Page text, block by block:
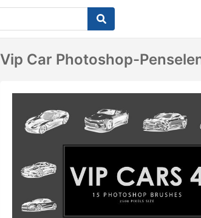
Vip Car Photoshop-